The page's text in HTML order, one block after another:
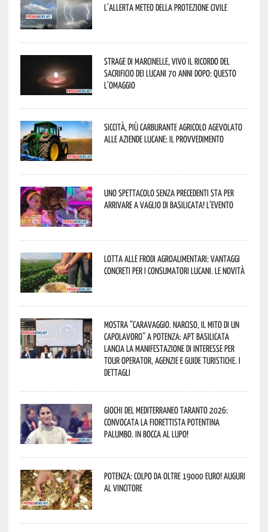
l’allerta meteo della Protezione civile
Strage di Marcinelle, vivo il ricordo del
sacrificio dei lucani 70 anni dopo: questo
l’omaggio
Siccità, più carburante agricolo agevolato
alle aziende lucane: il provvedimento
Uno spettacolo senza precedenti sta per
arrivare a Vaglio di Basilicata! L’evento
Lotta alle frodi agroalimentari: vantaggi
concreti per i consumatori lucani. Le novità
Mostra “Caravaggio. Narciso, il mito di un
capolavoro” a Potenza: APT Basilicata
lancia la manifestazione di interesse per
Tour Operator, Agenzie e Guide Turistiche. I
dettagli
Giochi del Mediterraneo Taranto 2026:
convocata la fiorettista potentina
Palumbo. In bocca al lupo!
Potenza: colpo da oltre 19000 Euro! Auguri
al vincitore